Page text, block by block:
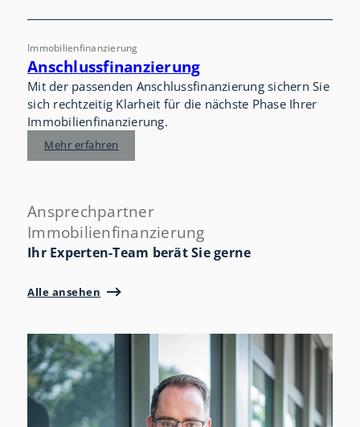
Immobilienfinanzierung
Anschlussfinanzierung
Mit der passenden Anschlussfinanzierung sichern Sie
sich rechtzeitig Klarheit für die nächste Phase Ihrer
Immobilienfinanzierung.
Mehr erfahren
Ansprechpartner
Immobilienfinanzierung
Ihr Experten-Team berät Sie gerne
Alle ansehen